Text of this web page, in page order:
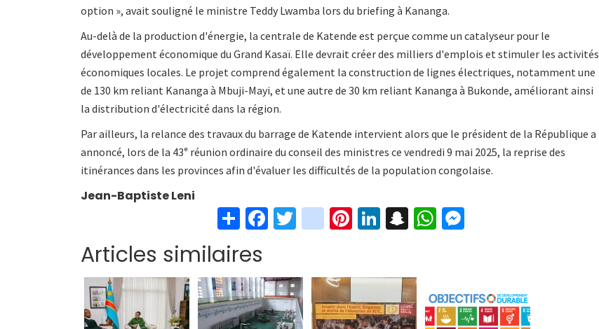
option », avait souligné le ministre Teddy Lwamba lors du briefing à Kananga.
Au-delà de la production d'énergie, la centrale de Katende est perçue comme un catalyseur pour le
développement économique du Grand Kasaï. Elle devrait créer des milliers d'emplois et stimuler les activités
économiques locales. Le projet comprend également la construction de lignes électriques, notamment une
de 130 km reliant Kananga à Mbuji-Mayi, et une autre de 30 km reliant Kananga à Bukonde, améliorant ainsi
la distribution d'électricité dans la région.
Par ailleurs, la relance des travaux du barrage de Katende intervient alors que le président de la République a
annoncé, lors de la 43ᵉ réunion ordinaire du conseil des ministres ce vendredi 9 mai 2025, la reprise des
itinérances dans les provinces afin d'évaluer les difficultés de la population congolaise.
Jean-Baptiste Leni
S
h
ar
e
Fa
ce
o
o
T
wi
er
in
st
ra
m
Pi
nt
es
t
Li
n
dI
n
S
n
pc
h
W
h
p ge
Articles similaires